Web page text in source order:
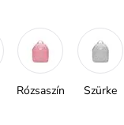
Rózsaszín Szürke